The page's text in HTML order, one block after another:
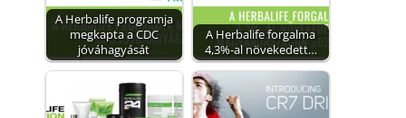
A Herbalife programja
megkapta a CDC
jóváhagyását
A Herbalife forgalma
4,3%-al növekedett…